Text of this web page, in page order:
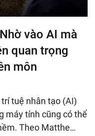
vào AI mà
quan trọng
môn
tuệ nhân tạo (AI)
máy tính cũng có thể
Theo Matthe…